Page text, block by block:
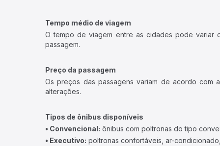
Tempo médio de viagem
O tempo de viagem entre as cidades pode variar
passagem.
Preço da passagem
Os preços das passagens variam de acordo com
alterações.
Tipos de ônibus disponíveis
• Convencional: ônibus com poltronas do tipo
• Executivo: poltronas confortáveis, ar-